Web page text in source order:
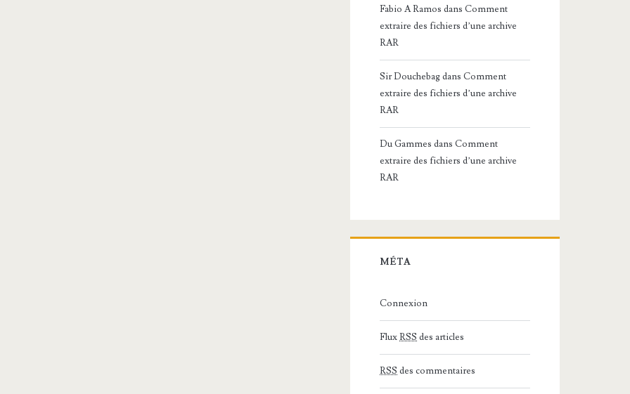
Fabio A Ramos dansComment
extraire des fichiers d’une archive
RAR
Sir DouchebagdansComment
extraire des fichiers d’une archive
RAR
Du Gammes dansComment
extraire des fichiers d’une archive
RAR
MÉTA
Connexion
FluxRSS des articles
RSS des commentaires